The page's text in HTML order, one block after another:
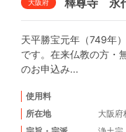
大阪府
天平勝宝元年（749年
です。在来仏教の方・
のお申込み...
使用料
所在地
大阪府